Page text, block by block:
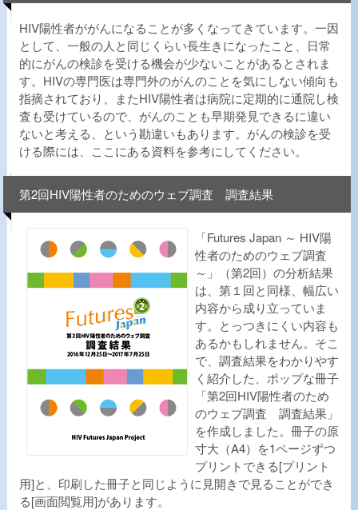
HIV陽性者ががんになることが多くなってきています。一因
として、一般の人と同じくらい長生きになったこと、日常
的にがんの検診を受ける機会が少ないことがあるとされま
す。HIVの専門医は専門外のがんのことを気にしない傾向も
指摘されており、またHIV陽性者は病院に定期的に通院し検
査も受けているので、がんのことも早期発見できるに違い
ないと考える、という勘違いもあります。がんの検診を受
ける際には、ここにある資料を参考にしてください。
第2回HIV陽性者のためのウェブ調査 調査結果
「Futures Japan ～ HIV陽
性者のためのウェブ調査
～」（第2回）の分析結果
は、第１回と同様、幅広い
内容から成り立っていま
す。とっつきにくい内容も
あるかもしれません。そこ
で、調査結果をわかりやす
く紹介した、ポップな冊子
「第2回HIV陽性者のため
のウェブ調査 調査結果」
を作成しました。冊子の原
寸大（A4）を1ページずつ
プリントできる[プリント
用]と、印刷した冊子と同じように見開きで見ることができ
る[画面閲覧用]があります。